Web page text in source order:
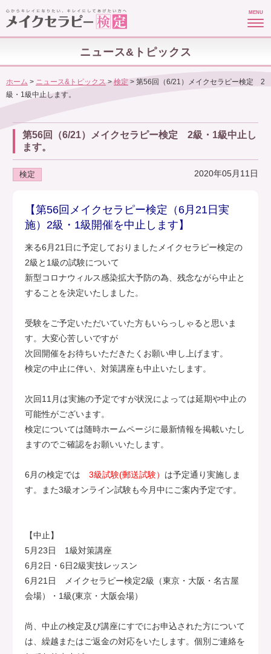
MENU
ニュース&トピックス
ホーム > ニュース&トピックス > 検定 > 第56回（6/21）メイクセラピー検定 2
級・1級中止します。
第56回（6/21）メイクセラピー検定 2級・1級中止し
ます。
検定 2020年05月11日
【第56回メイクセラピー検定（6月21日実
施）2級・1級開催を中止します】
来る6月21日に予定しておりましたメイクセラピー検定の
2級と1級の試験について
新型コロナウィルス感染拡大予防の為、残念ながら中止と
することを決定いたしました。
受験をご予定いただいていた方もいらっしゃると思いま
す。大変心苦しいですが
次回開催をお待ちいただきたくお願い申し上げます。
検定の中止に伴い、対策講座も中止いたします。
次回11月は実施の予定ですが状況によっては延期や中止の
可能性がございます。
検定については随時ホームページに最新情報を掲載いたし
ますのでご確認をお願いいたします。
6月の検定では 3級試験(郵送試験） は予定通り実施しま
す。また3級オンライン試験も今月中にご案内予定です。
【中止】
5月23日 1級対策講座
6月2日・6日2級実技レッスン
6月21日 メイクセラピー検定2級（東京・大阪・名古屋
会場）・1級(東京・大阪会場）
尚、中止の検定及び講座にすでにお申込された方について
は、繰越またはご返金の対応をいたします。個別ご連絡を